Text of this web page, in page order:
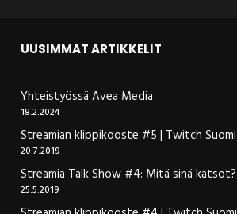
UUSIMMAT ARTIKKELIT
Yhteistyössä Avea Media
18.2.2024
Streamian klippikooste #5 | Twitch Suomi
20.7.2019
Streamia Talk Show #4: Mitä sinä katsot?
25.5.2019